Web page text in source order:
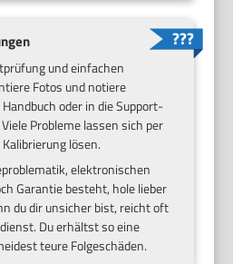
und einfachen
Fotos und notiere
oder in die Support-
Probleme lassen sich per
lösen.
elektronischen
Garantie besteht, hole lieber
du dir unsicher bist, reicht oft
Du erhältst so eine
teure Folgeschäden.